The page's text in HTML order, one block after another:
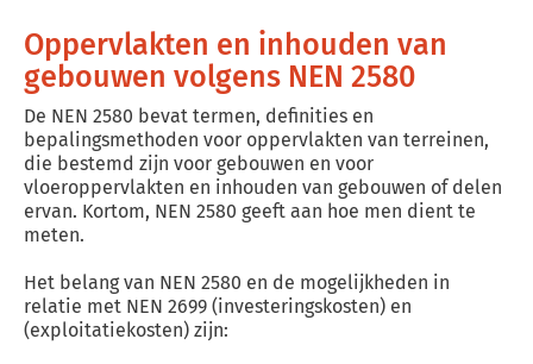
Oppervlakten en inhouden van
gebouwen volgens NEN 2580
De NEN 2580 bevat termen, definities en
bepalingsmethoden voor oppervlakten van terreinen,
die bestemd zijn voor gebouwen en voor
vloeroppervlakten en inhouden van gebouwen of delen
ervan. Kortom, NEN 2580 geeft aan hoe men dient te
meten.
Het belang van NEN 2580 en de mogelijkheden in
relatie met NEN 2699 (investeringskosten) en
(exploitatiekosten) zijn: